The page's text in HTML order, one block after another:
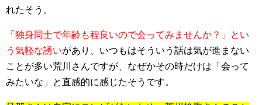
れたそう。
「独身同士で年齢も程良いので会ってみませんか？」とい
う気軽な誘いがあり、いつもはそういう話は気が進まない
ことが多い荒川さんですが、 なぜかその時だけは「会って
みたいな」と直感的に感じたそうです。